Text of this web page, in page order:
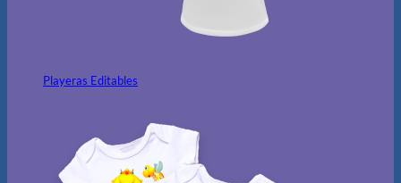
Playeras Editables